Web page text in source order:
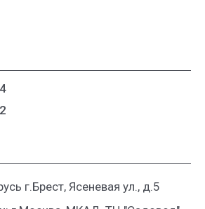
г.Брест, Ясеневая ул., д.5